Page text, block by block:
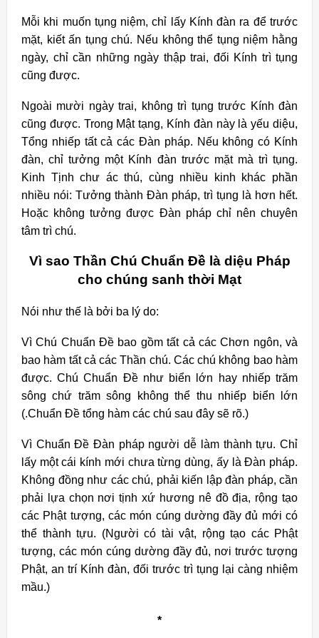
Mỗi khi muốn tụng niệm, chỉ lấy Kính đàn ra để trước
mặt, kiết ấn tụng chú. Nếu không thể tụng niệm hằng
ngày, chỉ cần những ngày thập trai, đối Kính trì tụng
cũng được.
Ngoài mười ngày trai, không trì tụng trước Kính đàn
cũng được. Trong Mật tạng, Kính đàn này là yếu diệu,
Tổng nhiếp tất cả các Đàn pháp. Nếu không có Kính
đàn, chỉ tưởng một Kính đàn trước mặt mà trì tụng.
Kinh Tịnh chư ác thú, cùng nhiều kinh khác phần
nhiều nói: Tưởng thành Đàn pháp, trì tụng là hơn hết.
Hoặc không tưởng được Đàn pháp chỉ nên chuyên
tâm trì chú.
Vì sao Thần Chú Chuẩn Đề là diệu Pháp
cho chúng sanh thời Mạt
Nói như thế là bởi ba lý do:
Vì Chú Chuẩn Đề bao gồm tất cả các Chơn ngôn, và
bao hàm tất cả các Thần chú. Các chú không bao hàm
được. Chú Chuẩn Đề như biển lớn hay nhiếp trăm
sông chứ trăm sông không thể thu nhiếp biển lớn
(.Chuẩn Đề tổng hàm các chú sau đây sẽ rõ.)
Vì Chuẩn Đề Đàn pháp người dễ làm thành tựu. Chỉ
lấy một cái kính mới chưa từng dùng, ấy là Đàn pháp.
Không đồng như các chú, phải kiến lập đàn pháp, cần
phải lựa chọn nơi tịnh xứ hương nê đồ địa, rộng tạo
các Phật tượng, các món cúng dường đầy đủ mới có
thể thành tựu. (Người có tài vật, rộng tạo các Phật
tượng, các món cúng dường đầy đủ, nơi trước tượng
Phật, an trí Kính đàn, đối trước trì tụng lại càng nhiệm
mầu.)
*